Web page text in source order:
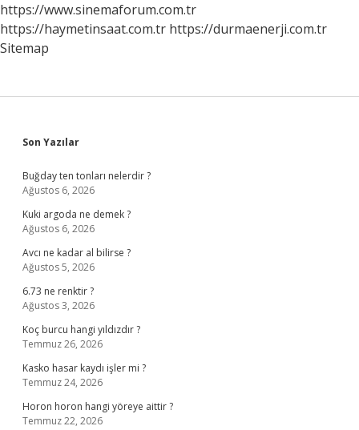
https://www.sinemaforum.com.tr
https://haymetinsaat.com.tr https://durmaenerji.com.tr
Sitemap
Sidebar
Son Yazılar
Buğday ten tonları nelerdir ?
Ağustos 6, 2026
Kuki argoda ne demek ?
Ağustos 6, 2026
Avcı ne kadar al bilirse ?
Ağustos 5, 2026
6.73 ne renktir ?
Ağustos 3, 2026
Koç burcu hangi yıldızdır ?
Temmuz 26, 2026
Kasko hasar kaydı işler mi ?
Temmuz 24, 2026
Horon horon hangi yöreye aittir ?
Temmuz 22, 2026